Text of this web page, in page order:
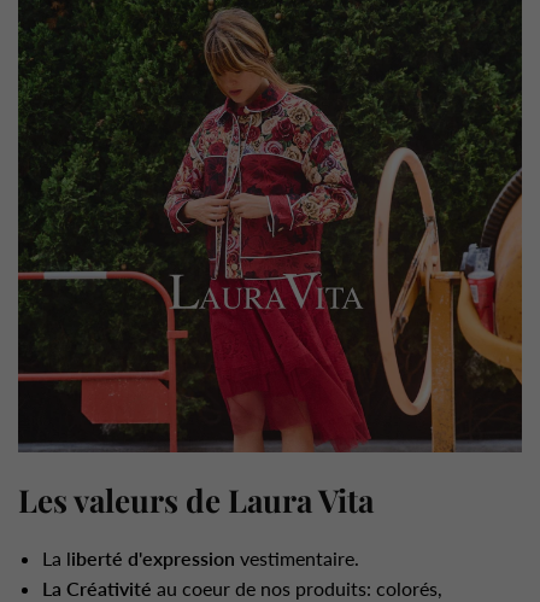
Les valeurs de Laura Vita
La liberté d'expression vestimentaire.
La Créativité au coeur de nos produits: colorés,